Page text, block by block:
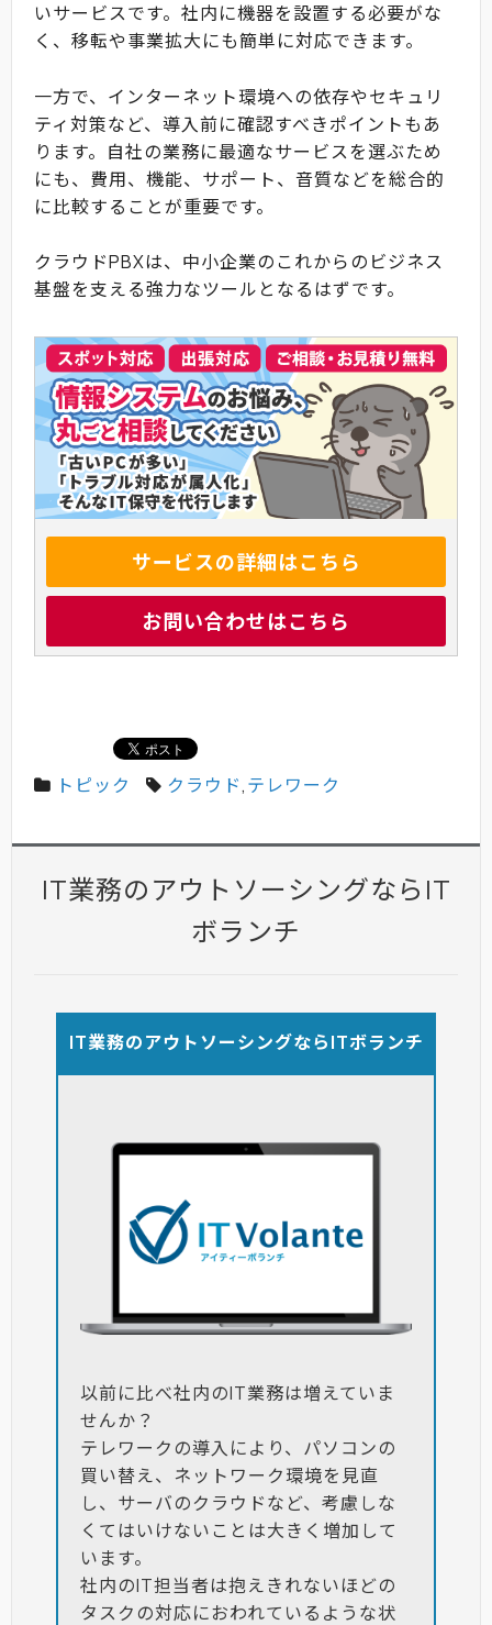
いサービスです。社内に機器を設置する必要がな
く、移転や事業拡大にも簡単に対応できます。
一方で、インターネット環境への依存やセキュリ
ティ対策など、導入前に確認すべきポイントもあ
ります。自社の業務に最適なサービスを選ぶため
にも、費用、機能、サポート、音質などを総合的
に比較することが重要です。
クラウドPBXは、中小企業のこれからのビジネス
基盤を支える強力なツールとなるはずです。
サービスの詳細はこちら
お問い合わせはこちら
トピック クラウド,テレワーク
IT業務のアウトソーシングならIT
ボランチ
IT業務のアウトソーシングならITボランチ
以前に比べ社内のIT業務は増えていま
せんか？
テレワークの導入により、パソコンの
買い替え、ネットワーク環境を見直
し、サーバのクラウドなど、考慮しな
くてはいけないことは大きく増加して
います。
社内のIT担当者は抱えきれないほどの
タスクの対応におわれているような状